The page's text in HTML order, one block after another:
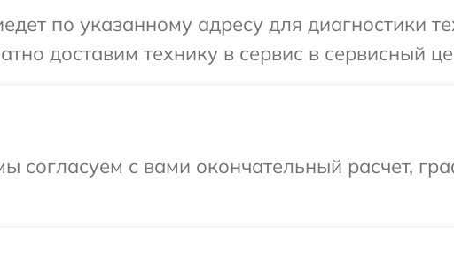
по указанному адресу для диагностики
доставим технику в сервис в сервисный
согласуем с вами окончательный расчет,